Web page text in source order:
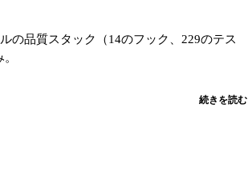
の品質スタック（14のフック、229のテス
続きを読む